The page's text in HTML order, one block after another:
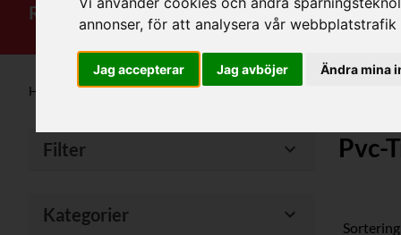
annonser, för att analysera vår
Jag accepterar Jag avböjer Ändra mina
RSK-Kategorier Produkter Mitt
Hem Produkter / Plaströr - Tryck / Pvc-Tryckrör/Kemirör
Filter
Kategorier
Pvc-
Sortering